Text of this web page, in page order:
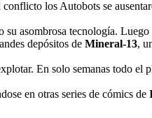
los Autobots se
su asombrosa tecnología. Luego
depósitos de Mineral-13,
En solo semanas todo el
en otras series de cómics de